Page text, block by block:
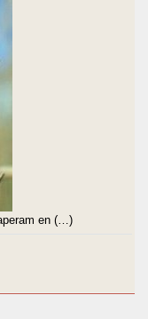
en (…)